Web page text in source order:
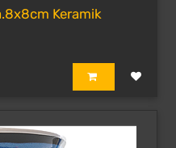
Gravurbecher gebogen ca.8x8cm Keramik